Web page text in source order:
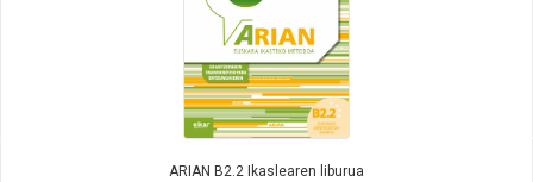
ARIAN B2.2 Ikaslearen liburua